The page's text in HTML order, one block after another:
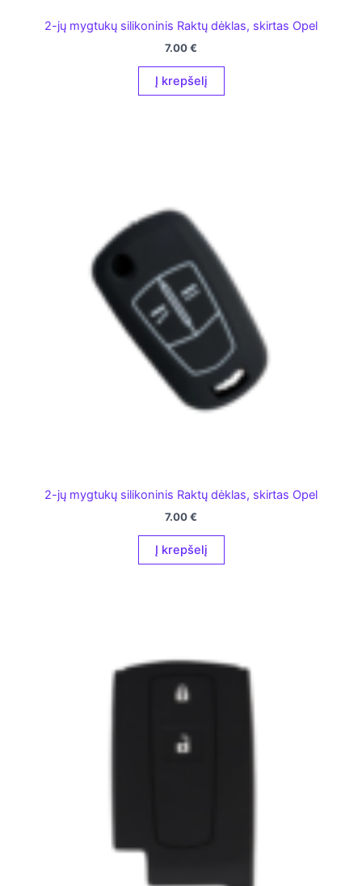
2-jų mygtukų silikoninis Raktų dėklas, skirtas Opel
7.00€
Į krepšelį
2-jų mygtukų silikoninis Raktų dėklas, skirtas Opel
7.00€
Į krepšelį